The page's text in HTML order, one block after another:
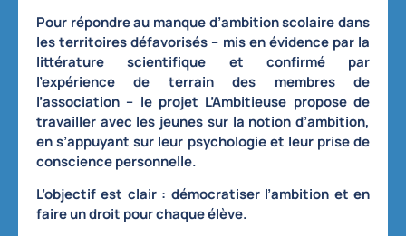
Pour répondre au manque d’ambition scolaire dans
les territoires défavorisés – mis en évidence par la
littérature scientifique et confirmé par
l’expérience de terrain des membres de
l’association – le projet L’Ambitieuse propose de
travailler avec les jeunes sur la notion d’ambition,
en s’appuyant sur leur psychologie et leur prise de
conscience personnelle.
L’objectif est clair : démocratiser l’ambition et en
faire un droit pour chaque élève.